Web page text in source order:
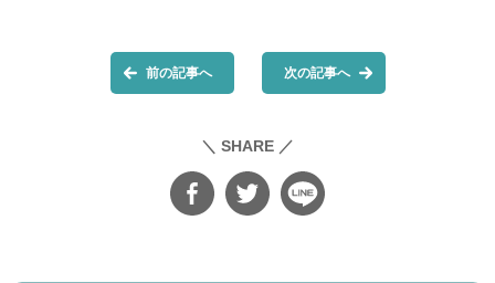
前の記事へ 次の記事へ
＼ SHARE ／